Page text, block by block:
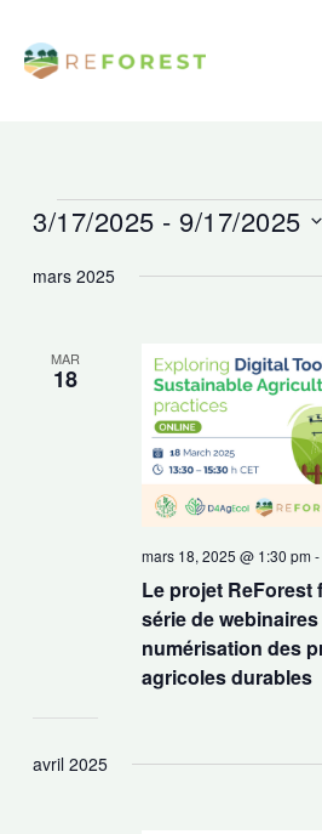
contenu
Évènements
3/17/2025 - 9/17/2025
une
mars 2025
MAR
18
Le projet ReForest
série de
numérisation des
agricoles durables
mars 18, 2025 @ 1:30 pm-
avril 2025